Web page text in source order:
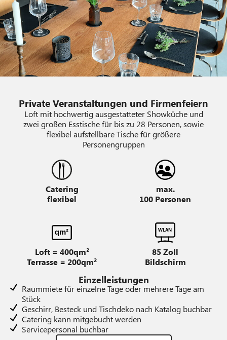
Private Veranstaltungen und Firmenfeiern
Loft mit hochwertig ausgestatteter Showküche und
zwei großen Esstische für bis zu 28 Personen, sowie
flexibel aufstellbare Tische für größere
Personengruppen
Catering
flexibel
max.
100 Personen
qm²
Loft = 400qm²
Terrasse = 200qm²
WLAN
85 Zoll
Bildschirm
Einzelleistungen
Raummiete für einzelne Tage oder mehrere Tage am
Stück
Geschirr, Besteck und Tischdeko nach Katalog buchbar
Catering kann mitgebucht werden
Servicepersonal buchbar